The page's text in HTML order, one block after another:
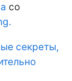
со
секреты,